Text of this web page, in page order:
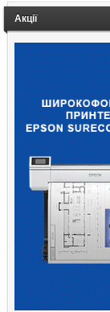
Акції